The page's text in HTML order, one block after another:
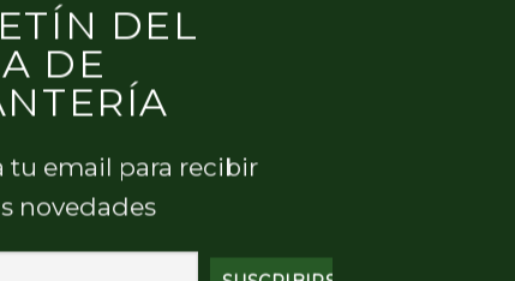
DEL
DE
tu email para recibir
novedades
por el
del Veterano de
– Regimiento de
Montaña 20
Andes»